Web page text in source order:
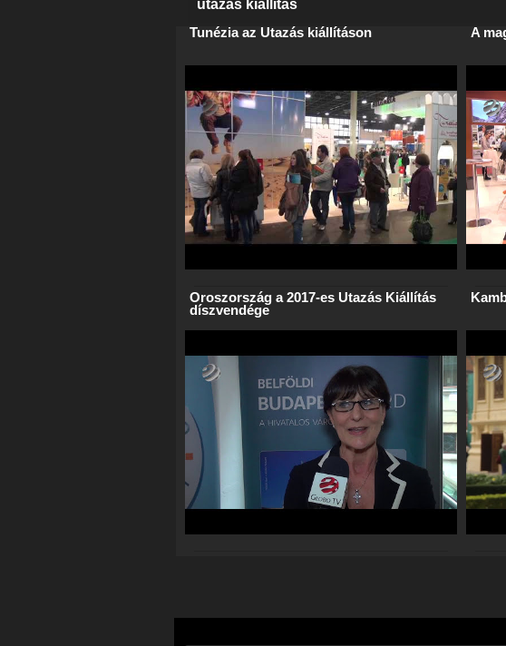
utazas kiallitas
Tunézia az Utazás kiállításon A
Oroszország a 2017-es Utazás Kiállítás
díszvendége